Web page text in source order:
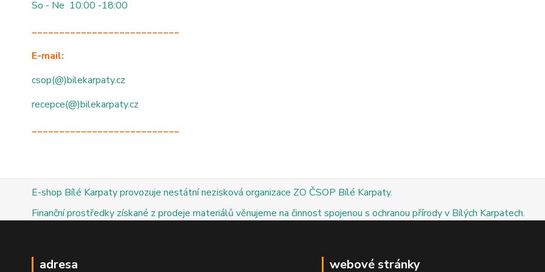
So - Ne 10:00 -18:00
___________________________
E-mail:
csop(@)bilekarpaty.cz
recepce(@)bilekarpaty.cz
___________________________
E-shop Bílé Karpaty provozuje nestátní nezisková organizace ZO ČSOP Bílé Karpaty.
Finanční prostředky získané z prodeje materiálů věnujeme na činnost spojenou s ochranou přírody v Bílých Karpatech.
adresa webové stránky